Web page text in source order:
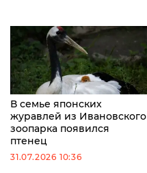
В семье японских
журавлей из Ивановского
зоопарка появился
птенец
31.07.2026 10:36